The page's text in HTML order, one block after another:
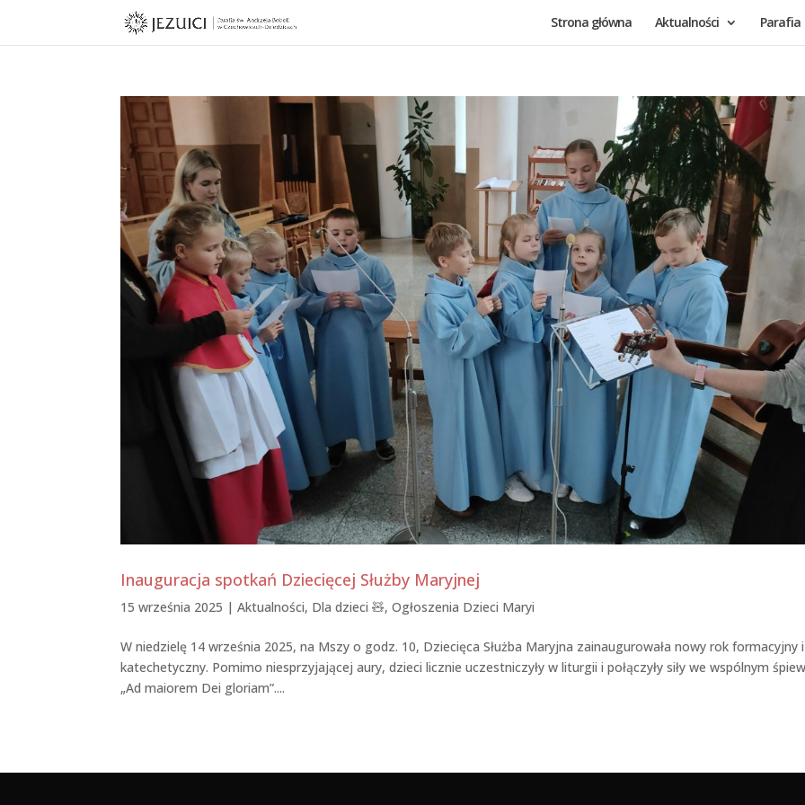
Strona główna Aktualności Parafia
Inauguracja spotkań Dziecięcej Służby Maryjnej
15 września 2025 |Aktualności, Dla dzieci 🧸,Ogłoszenia Dzieci Maryi
W niedzielę 14 września 2025, na Mszy o godz. 10, Dziecięca Służba Maryjna zainaugurowała nowy rok formacyjny i
katechetyczny. Pomimo niesprzyjającej aury, dzieci licznie uczestniczyły w liturgii i połączyły siły we wspólnym
„Ad maiorem Dei gloriam”....